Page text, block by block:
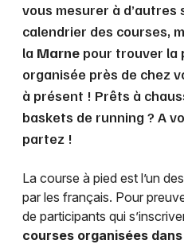
vous mesurer à
calendrier des courses,
la Marne pour trouver la
organisée près de chez
à présent ! Prêts à
baskets de running ? A
partez !
La course à pied est l’un
par les français. Pour
de participants qui
courses organisées dans